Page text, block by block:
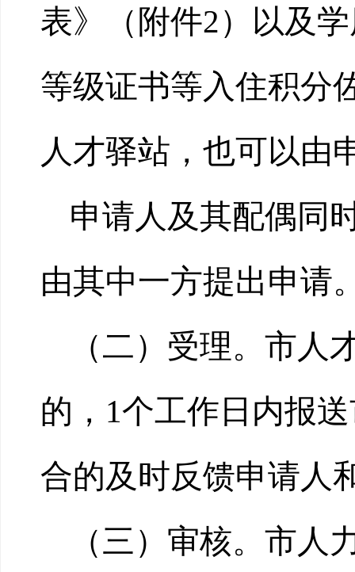
表》（附件2）以及
等级证书等入住积分
人才驿站，也可以由
申请人及其配偶同
由其中一方提出申请
（二）受理。市人
的，1个工作日内报
合的及时反馈申请人
（三）审核。市人